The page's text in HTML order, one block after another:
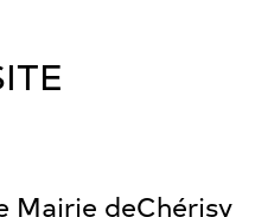
Mairie deChérisy